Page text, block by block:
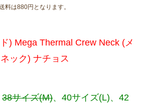
料は880円となります。
) Mega Thermal Crew Neck (メ
ック) ナチョス
38サイズ(M)、40サイズ(L)、42